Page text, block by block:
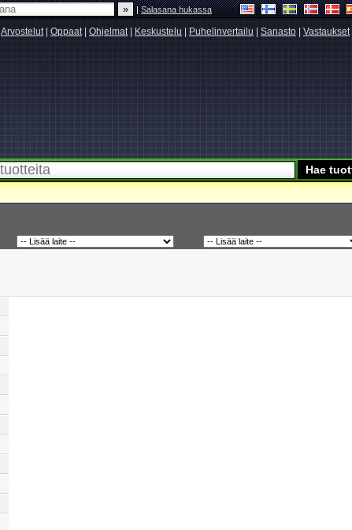
|Salasana hukassa
Arvostelut| Oppaat| Ohjelmat| Keskustelu Puhelinvertailu Sanasto Vastaukset|